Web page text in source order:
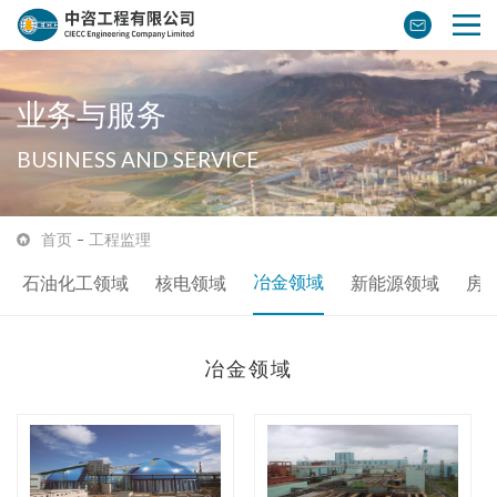
业务与服务
BUSINESS AND SERVICE
首页 工程监理
石油化工领域 核电领域 冶金领域 新能源领域 房
冶金领域